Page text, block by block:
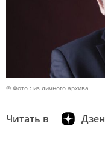
© Фото : из личного архива
Читать в Дзен